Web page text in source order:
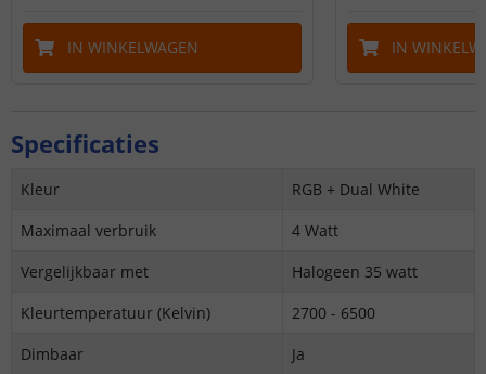
IN WINKELWAGEN IN
Specificaties
Kleur
RGB + Dual White
Maximaal verbruik
4 Watt
Vergelijkbaar met
Halogeen 35 watt
Kleurtemperatuur (Kelvin)
2700 - 6500
Dimbaar
Ja